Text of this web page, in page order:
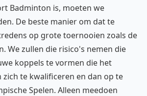
Badminton is, moeten we
De beste manier om dat te
op grote toernooien zoals de
We zullen die risico's nemen die
koppels te vormen die het
te kwalificeren en dan op te
Spelen. Alleen meedoen